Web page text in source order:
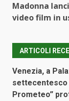
Madonna
video film in
ARTICOLI
Venezia, a
settecentesco
Prometeo”